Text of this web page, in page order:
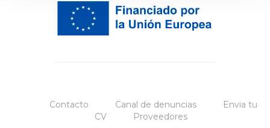
Contacto Canal de denuncias
Envia tu
CV
Proveedores